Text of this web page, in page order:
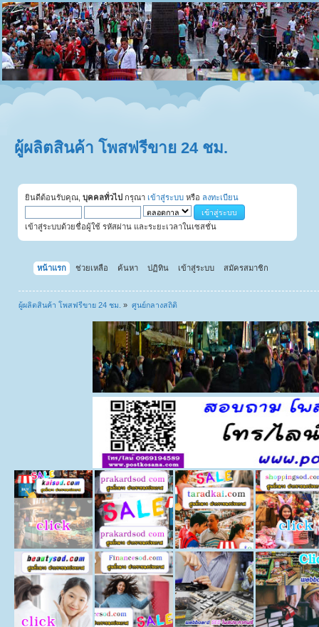
ผู้ผลิตสินค้า โพสฟรีขาย 24 ชม.
ยินดีต้อนรับคุณ, บุคคลทั่วไป กรุณา เข้าสู่ระบบ หรือ ลงทะเบียน
เข้าสู่ระบบด้วยชื่อผู้ใช้ รหัสผ่าน และระยะเวลาในเซสชั่น
หน้าแรก ช่วยเหลือ ค้นหา ปฏิทิน เข้าสู่ระบบ สมัครสมาชิก
ผู้ผลิตสินค้า โพสฟรีขาย 24 ชม. » ศูนย์กลางสถิติ